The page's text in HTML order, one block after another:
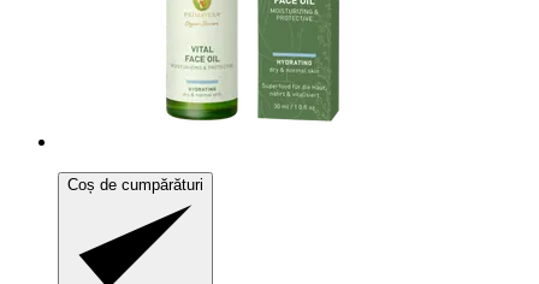
Coș de cumpărături